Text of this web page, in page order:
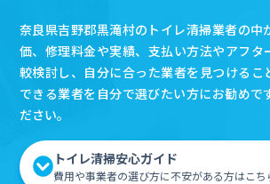
奈良県吉野郡黒滝村のトイレ清掃業者の中
価、修理料金や実績、支払い方法やアフタ
較検討し、自分に合った業者を見つけるこ
できる業者を自分で選びたい方にお勧めで
ださい。
トイレ清掃安心ガイド
費用や事業者の選び方に不安がある方はこち